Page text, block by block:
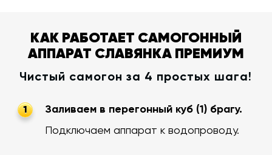
КАК РАБОТАЕТ САМОГОННЫЙ
АППАРАТ СЛАВЯНКА ПРЕМИУМ
Чистый самогон за 4 простых шага!
1
Заливаем в перегонный куб (1) брагу.
Подключаем аппарат к водопроводу.